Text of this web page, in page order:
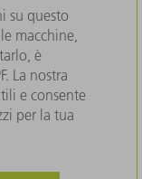
su questo
macchine,
è
La nostra
e consente
per la tua